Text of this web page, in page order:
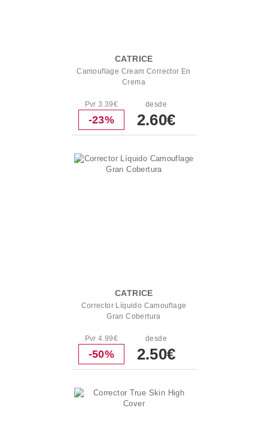
CATRICE
Camouflage Cream Corrector En
Crema
Pvr 3.39€
-23%
desde
2.60€
CATRICE
Corrector Líquido Camouflage
Gran Cobertura
Pvr 4.99€
-50%
desde
2.50€